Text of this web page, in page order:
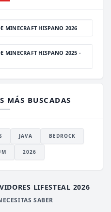
MINECRAFT HISPANO 2026
MINECRAFT HISPANO 2025 -
MÁS BUSCADAS
JAVA BEDROCK
2026
LIFESTEAL 2026
SABER